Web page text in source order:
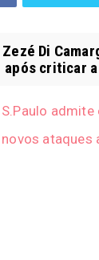
Di
criticar
ataques